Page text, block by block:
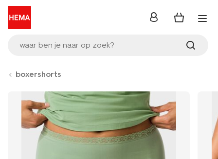
waar ben je naar op zoek?
inloggen
boxershorts